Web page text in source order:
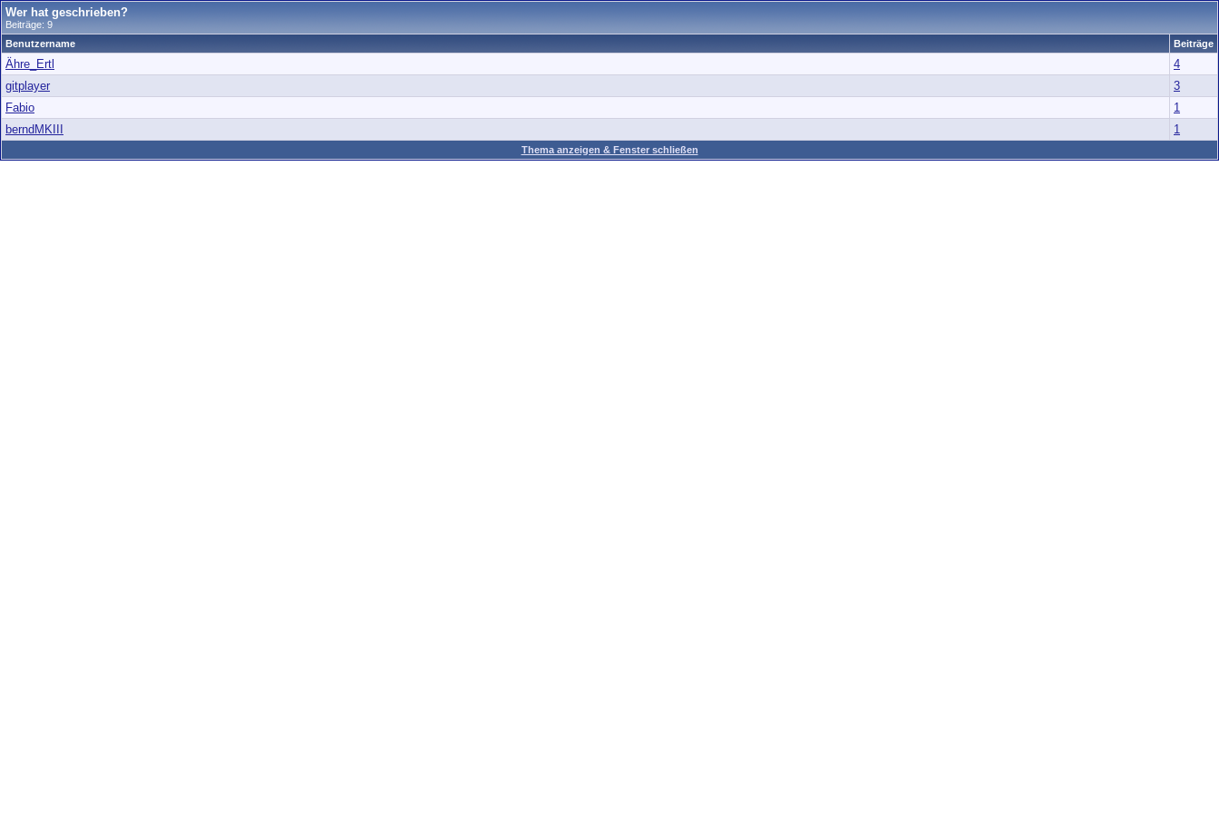
Wer hat geschrieben?
Beiträge: 9
Benutzername
Beiträge
Ähre_Ertl
4
gitplayer
3
Fabio
1
berndMKIII
1
Thema anzeigen & Fenster schließen